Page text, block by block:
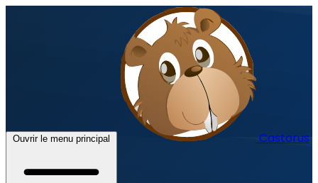
Ouvrir le menu principal Castorus